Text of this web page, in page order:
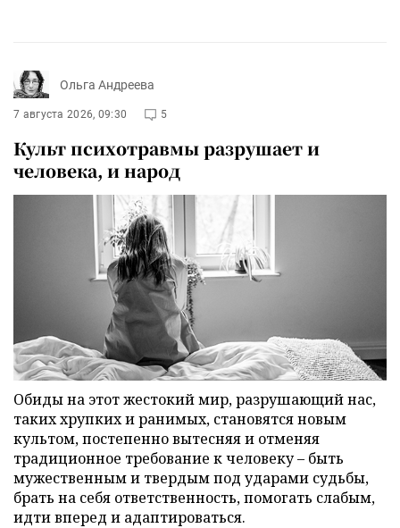
Ольга Андреева
7 августа 2026, 09:30 5
Культ психотравмы разрушает и
человека, и народ
Обиды на этот жестокий мир, разрушающий нас,
таких хрупких и ранимых, становятся новым
культом, постепенно вытесняя и отменяя
традиционное требование к человеку – быть
мужественным и твердым под ударами судьбы,
брать на себя ответственность, помогать слабым,
идти вперед и адаптироваться.